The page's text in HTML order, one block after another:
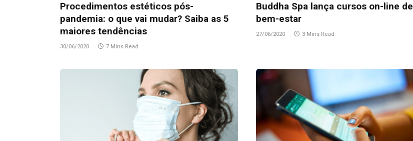
Procedimentos estéticos pós-
pandemia: o que vai mudar? Saiba as 5
maiores tendências
30/06/2020 7 Mins Read
Buddha Spa lança cursos on-line de
bem-estar
27/06/2020 3 Mins Read